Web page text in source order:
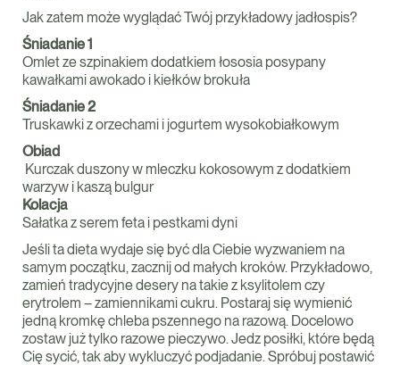
Jak zatem może wyglądać Twój przykładowy jadłospis?
Śniadanie 1
Omlet ze szpinakiem dodatkiem łososia posypany
kawałkami awokado i kiełków brokuła
Śniadanie 2
Truskawki z orzechami i jogurtem wysokobiałkowym
Obiad
Kurczak duszony w mleczku kokosowym z dodatkiem
warzyw i kaszą bulgur
Kolacja
Sałatka z serem feta i pestkami dyni
Jeśli ta dieta wydaje się być dla Ciebie wyzwaniem na
samym początku, zacznij od małych kroków. Przykładowo,
zamień tradycyjne desery na takie z ksylitolem czy
erytrolem – zamiennikami cukru. Postaraj się wymienić
jedną kromkę chleba pszennego na razową. Docelowo
zostaw już tylko razowe pieczywo. Jedz posiłki, które będą
Cię sycić, tak aby wykluczyć podjadanie. Spróbuj postawić